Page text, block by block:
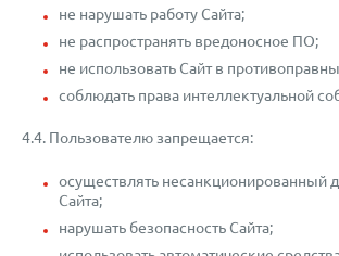
не нарушать работу Сайта;
не распространять вредоносное ПО;
не использовать Сайт в
соблюдать права интеллектуальной
4.4. Пользователю запрещается:
осуществлять несанкционированный
Сайта;
нарушать безопасность Сайта;